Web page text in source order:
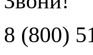
8 (800)